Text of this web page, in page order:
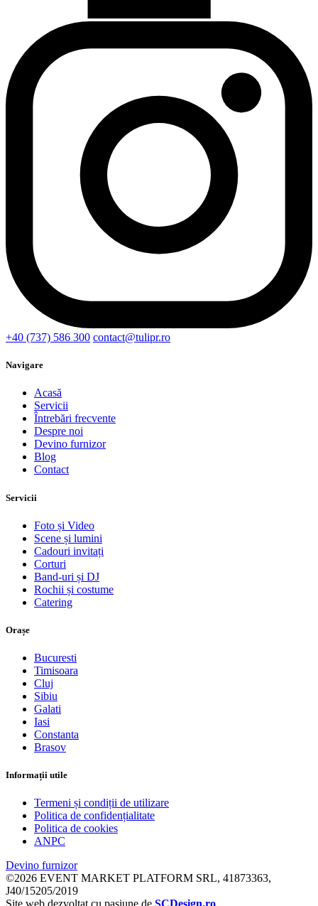
+40 (737) 586 300 contact@tulipr.ro
Navigare
Acasă
Servicii
Întrebări frecvente
Despre noi
Devino furnizor
Blog
Contact
Servicii
Foto și Video
Scene și lumini
Cadouri invitați
Corturi
Band-uri și DJ
Rochii și costume
Catering
Orașe
Bucuresti
Timisoara
Cluj
Sibiu
Galati
Iasi
Constanta
Brasov
Informații utile
Termeni și condiții de utilizare
Politica de confidențialitate
Politica de cookies
ANPC
Devino furnizor
©2026 EVENT MARKET PLATFORM SRL, 41873363,
J40/15205/2019